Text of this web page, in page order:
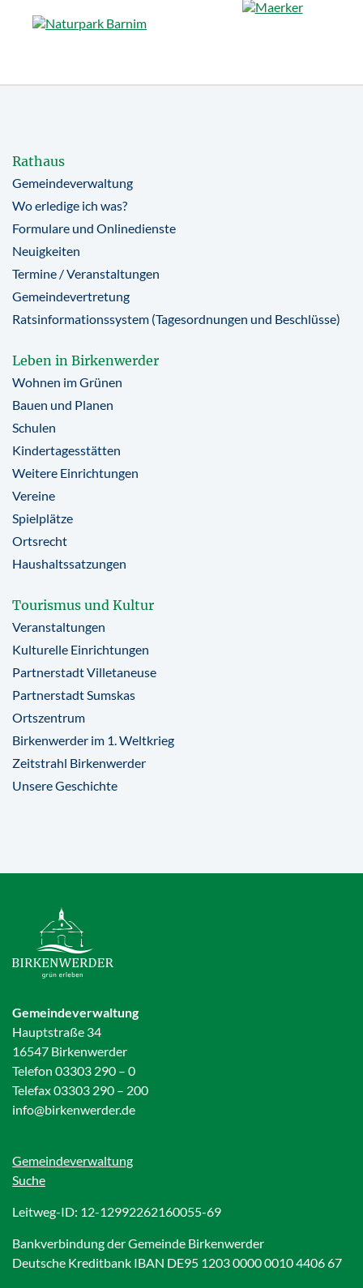
Rathaus
Gemeindeverwaltung
Wo erledige ich was?
Formulare und Onlinedienste
Neuigkeiten
Termine / Veranstaltungen
Gemeindevertretung
Ratsinformationssystem (Tagesordnungen und Beschlüsse)
Leben in Birkenwerder
Wohnen im Grünen
Bauen und Planen
Schulen
Kindertagesstätten
Weitere Einrichtungen
Vereine
Spielplätze
Ortsrecht
Haushaltssatzungen
Tourismus und Kultur
Veranstaltungen
Kulturelle Einrichtungen
Partnerstadt Villetaneuse
Partnerstadt Sumskas
Ortszentrum
Birkenwerder im 1. Weltkrieg
Zeitstrahl Birkenwerder
Unsere Geschichte
Gemeindeverwaltung
Hauptstraße 34
16547 Birkenwerder
Telefon 03303 290 – 0
Telefax 03303 290 – 200
info@birkenwerder.de
Gemeindeverwaltung
Suche
Leitweg-ID: 12-12992262160055-69
Bankverbindung der Gemeinde Birkenwerder
Deutsche Kreditbank IBAN DE95 1203 0000 0010 4406 67